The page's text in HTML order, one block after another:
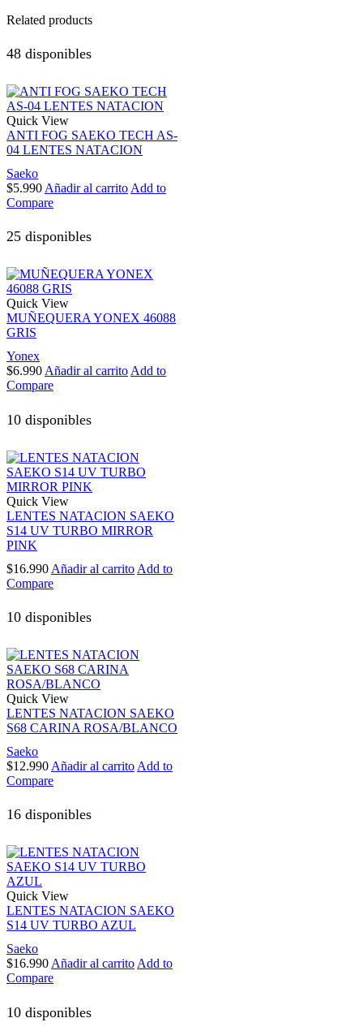
Related products
48 disponibles
Quick View
ANTI FOG SAEKO TECH AS-
04 LENTES NATACION
Saeko
$5.990 Añadir al carrito Add to
Compare
25 disponibles
Quick View
MUÑEQUERA YONEX 46088
GRIS
Yonex
$6.990Añadir al carritoAdd to
Compare
10 disponibles
Quick View
LENTES NATACION SAEKO
S14 UV TURBO MIRROR
PINK
$16.990 Añadir al carrito Add to
Compare
10 disponibles
Quick View
LENTES NATACION SAEKO
S68 CARINA ROSA/BLANCO
Saeko
$12.990 Añadir al carrito Add to
Compare
16 disponibles
Quick View
LENTES NATACION SAEKO
S14 UV TURBO AZUL
Saeko
$16.990 Añadir al carrito Add to
Compare
10 disponibles